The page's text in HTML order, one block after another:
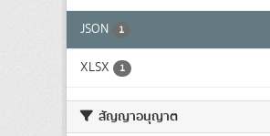
JSON 1
XLSX 1
สัญญาอนุญาต